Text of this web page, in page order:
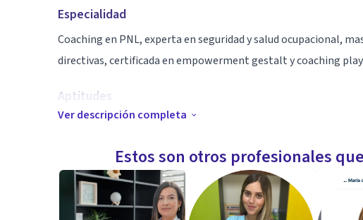
Especialidad
Coaching en PNL, experta en seguridad y salud ocupacional,
directivas, certificada en empowerment gestalt y coaching play.
Aptitudes
Mis competencias son que además de psicóloga soy coaching,
permitan ser mejores seres. Preparo también para
metas.
Ver descripción completa
Estos son otros profesionales